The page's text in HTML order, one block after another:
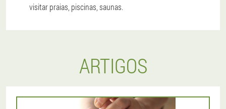
visitar praias, piscinas, saunas.
ARTIGOS